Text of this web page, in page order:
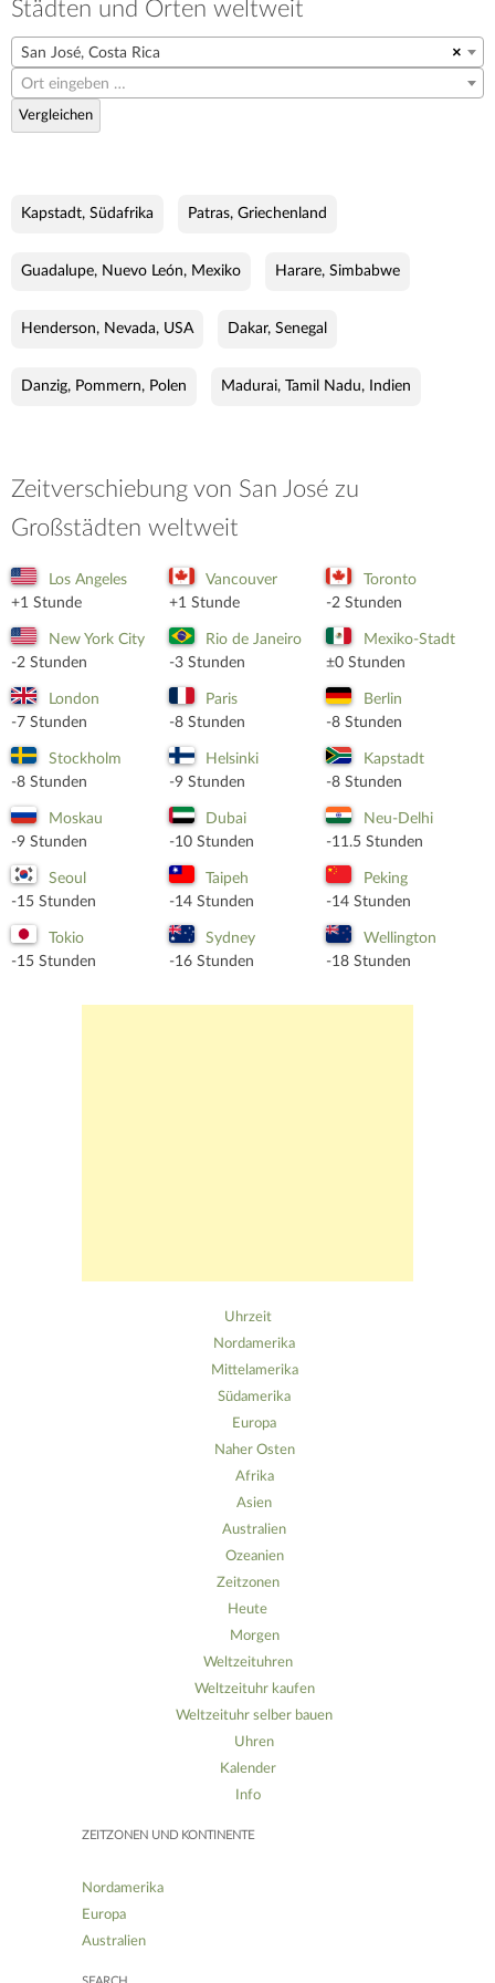
Städten und Orten weltweit
×
San José, Costa Rica
Ort eingeben …
Vergleichen
Kapstadt, Südafrika Patras, Griechenland
Guadalupe, Nuevo León, Mexiko Harare, Simbabwe
Henderson, Nevada, USA Dakar, Senegal
Danzig, Pommern, Polen Madurai, Tamil Nadu, Indien
Zeitverschiebung von San José zu
Großstädten weltweit
Los Angeles
+1 Stunde
Vancouver
+1 Stunde
Toronto
-2 Stunden
New York City
-2 Stunden
Rio de Janeiro
-3 Stunden
Mexiko-Stadt
±0 Stunden
London
-7 Stunden
Paris
-8 Stunden
Berlin
-8 Stunden
Stockholm
-8 Stunden
Helsinki
-9 Stunden
Kapstadt
-8 Stunden
Moskau
-9 Stunden
Dubai
-10 Stunden
Neu-Delhi
-11.5 Stunden
Seoul
-15 Stunden
Taipeh
-14 Stunden
Peking
-14 Stunden
Tokio
-15 Stunden
Sydney
-16 Stunden
Wellington
-18 Stunden
Uhrzeit
Nordamerika
Mittelamerika
Südamerika
Europa
Naher Osten
Afrika
Asien
Australien
Ozeanien
Zeitzonen
Heute
Morgen
Weltzeituhren
Weltzeituhr kaufen
Weltzeituhr selber bauen
Uhren
Kalender
Info
ZEITZONEN UND KONTINENTE
Nordamerika
Europa
Australien